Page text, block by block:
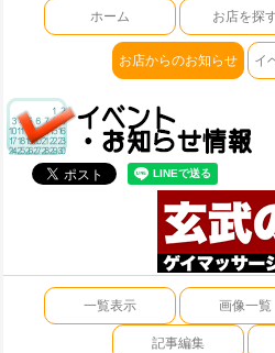
ホーム お店を探
お店からのお知らせ イ
一覧表示 画像一覧
記事編集